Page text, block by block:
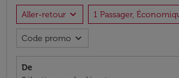
Aller-retour expand_more 1 Passager,
Code promo expand_more
De